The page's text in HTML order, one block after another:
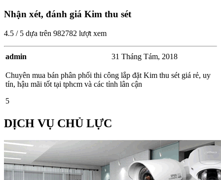
Nhận xét, đánh giá Kim thu sét
4.5 / 5 dựa trên 982782 lượt xem
admin 31 Tháng Tám, 2018
Chuyên mua bán phân phối thi công lắp đặt Kim thu sét giá rẻ, uy
tín, hậu mãi tốt tại tphcm và các tỉnh lân cận
5
DỊCH VỤ CHỦ LỰC